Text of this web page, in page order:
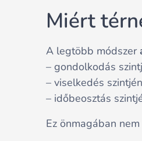
Miért
A legtöbb módszer
– gondolkodás
– viselkedés szintjén
– időbeosztás
Ez önmagában